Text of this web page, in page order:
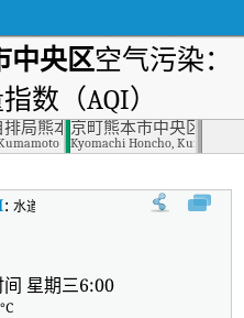
中央区空气污染：
数（AQI）
局熊本市京町熊本市中央区
Kyomachi Honcho, Kumamoto
:水道町自排局熊本市中央区实时空气质
间 星期三6:00
°C